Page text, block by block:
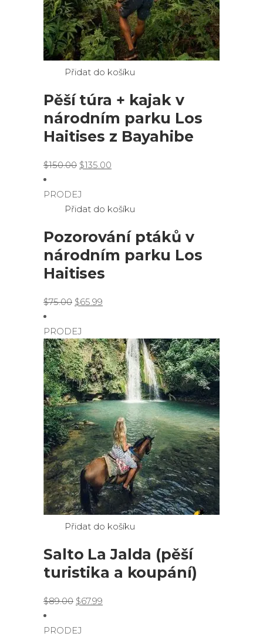
Přidat do košíku
Pěší túra + kajak v
národním parku Los
Haitises z Bayahibe
$150.00 Original
was:
$150.00.
$135.00
$135.00.
PRODEJ
Přidat do košíku
Pozorování ptáků v
národním parku Los
Haitises
$75.00 Original
was:
$75.00.
$65.99
$65.99.
PRODEJ
Přidat do košíku
Salto La Jalda (pěší
turistika a koupání)
$89.00 Original
was:
$67.99
PRODEJ